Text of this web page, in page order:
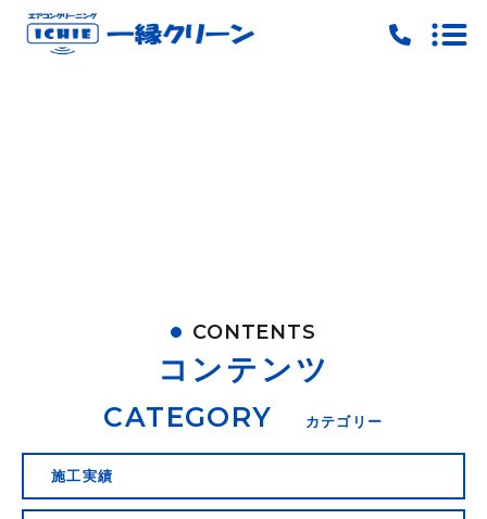
ピックアップ
キャンペーン
施工実績
会社概要
CONTENTS
コンテンツ
CATEGORY カテゴリー
施工実績